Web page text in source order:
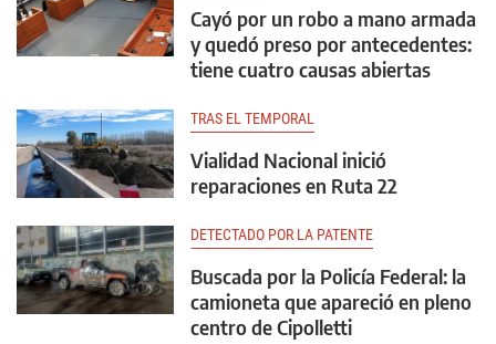
Cayó por un robo a mano armada
y quedó preso por antecedentes:
tiene cuatro causas abiertas
TRAS EL TEMPORAL
Vialidad Nacional inició
reparaciones en Ruta 22
DETECTADO POR LA PATENTE
Buscada por la Policía Federal: la
camioneta que apareció en pleno
centro de Cipolletti